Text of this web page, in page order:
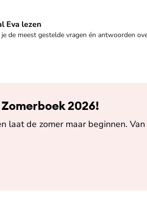
Eva lezen
de meest gestelde vragen én antwoorden
2026!
laat de zomer maar beginnen.